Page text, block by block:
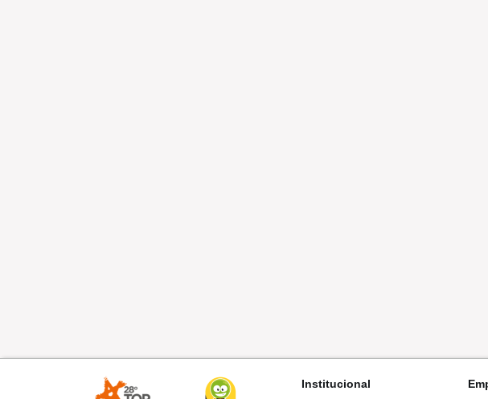
Institucional